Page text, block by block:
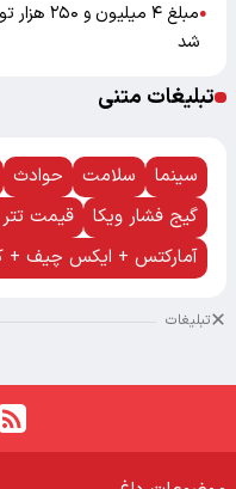
●
مبلغ ۴
شد
تبلیغات متنی
سینما سلامت حوادث
گیج فشار ویکا
قیمت تتر
آمارکتس + ایکس چیف +
تبلیغات